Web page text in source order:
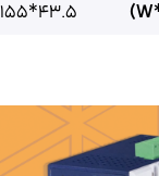
43.5*155*330 میلیمتر